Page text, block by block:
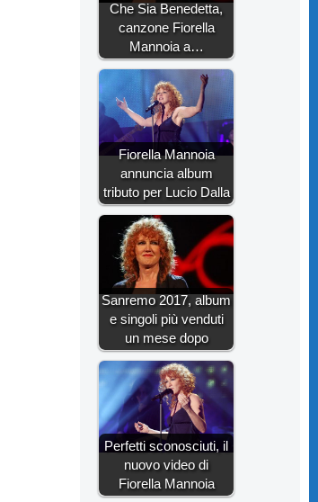
Che Sia Benedetta,
canzone Fiorella
Mannoia a…
Fiorella Mannoia
annuncia album
tributo per Lucio Dalla
Sanremo 2017, album
e singoli più venduti
un mese dopo
Perfetti sconosciuti, il
nuovo video di
Fiorella Mannoia